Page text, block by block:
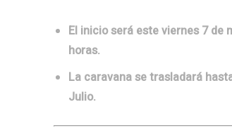
El inicio será este viernes 7 de
horas.
La caravana se trasladará
Julio.